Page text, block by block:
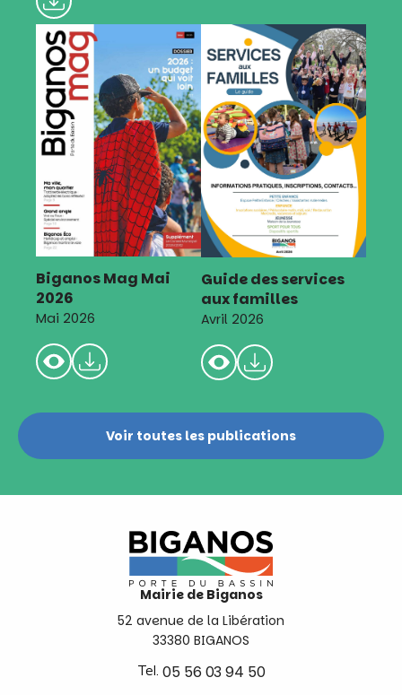
Biganos Mag Mai
2026
Mai 2026
Guide des services
aux familles
Avril 2026
Voir toutes les publications
Mairie de Biganos
52 avenue de la Libération
33380 BIGANOS
Tel. 05 56 03 94 50